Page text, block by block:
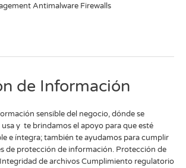
Antimalware Firewalls
de Información
sensible del negocio, dónde se
y te brindamos el apoyo para que esté
e íntegra; también te ayudamos para cumplir
de protección de información.​ Protección de
de archivos​ Cumplimiento regulatorio